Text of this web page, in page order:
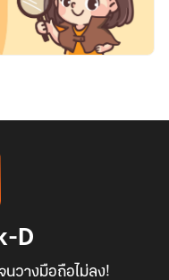
D
วางมือถือไม่ลง!